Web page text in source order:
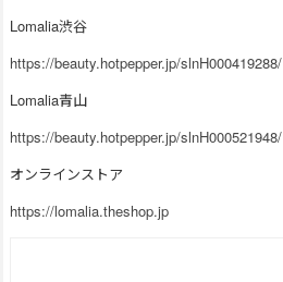
Lomalia渋谷
https://beauty.hotpepper.jp/slnH000419288/
Lomalia青山
https://beauty.hotpepper.jp/slnH000521948/
オンラインストア
https://lomalia.theshop.jp